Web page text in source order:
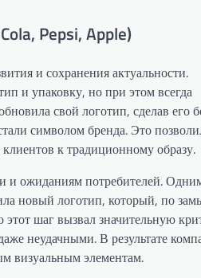
Pepsi, Apple)
и сохранения актуальности.
и упаковку, но при этом всегда
свой логотип, сделав его
символом бренда. Это
к традиционному образу.
и ожиданиям потребителей.
новый логотип, который, по
шаг вызвал значительную
неудачными. В результате
визуальным элементам.